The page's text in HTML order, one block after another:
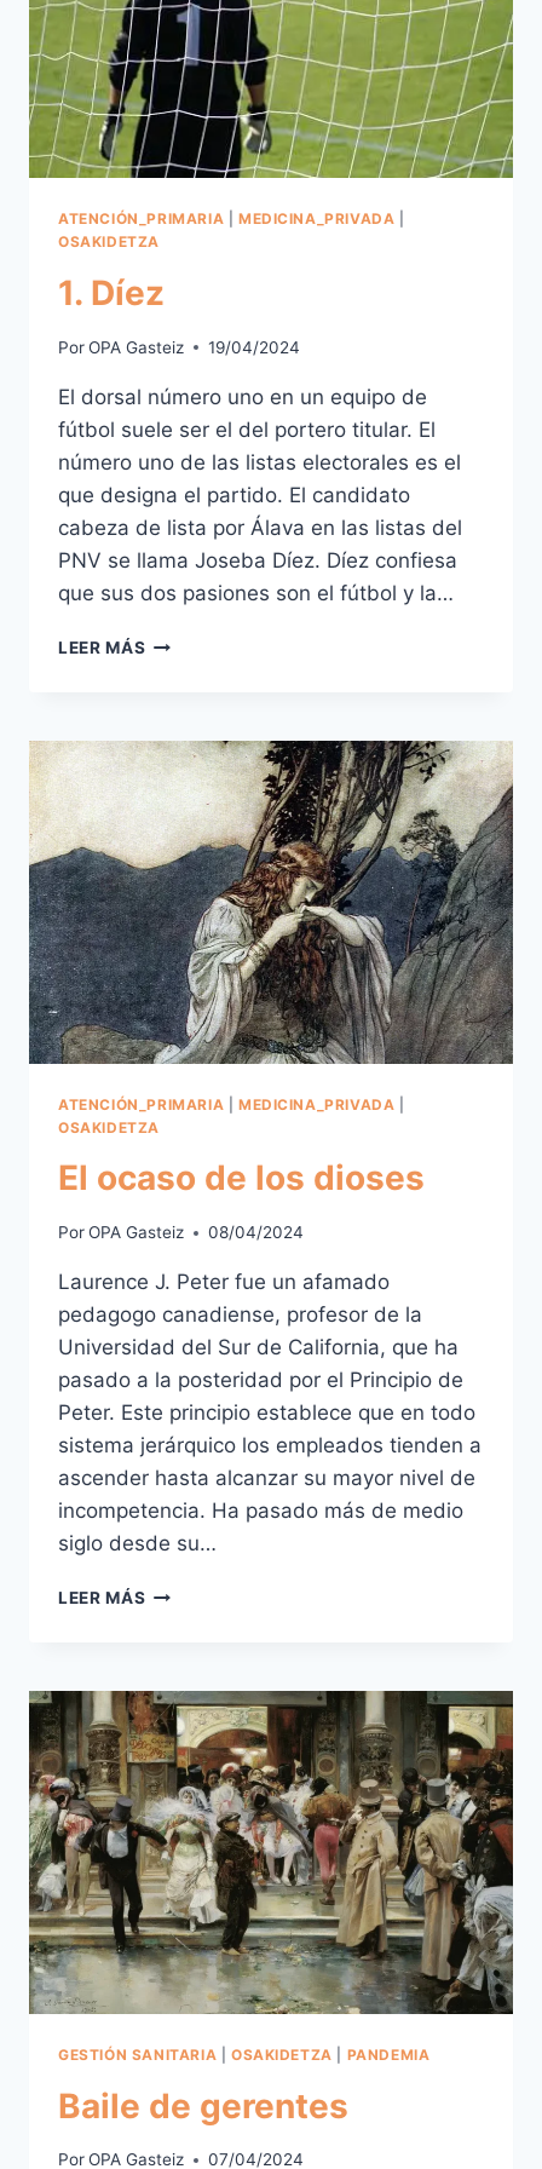
ATENCIÓN_PRIMARIA MEDICINA_PRIVADA
OSAKIDETZA
1. Díez
PorOPA Gasteiz 19/04/2024
El dorsal número uno en un equipo de
fútbol suele ser el del portero titular. El
número uno de las listas electorales es el
que designa el partido. El candidato
cabeza de lista por Álava en las listas del
PNV se llama Joseba Díez. Díez confiesa
que sus dos pasiones son el fútbol y la…
LEER MÁS
ATENCIÓN_PRIMARIA MEDICINA_PRIVADA
OSAKIDETZA
El ocaso de los dioses
PorOPA Gasteiz 08/04/2024
Laurence J. Peter fue un afamado
pedagogo canadiense, profesor de la
Universidad del Sur de California, que ha
pasado a la posteridad por el Principio de
Peter. Este principio establece que en todo
sistema jerárquico los empleados tienden a
ascender hasta alcanzar su mayor nivel de
incompetencia. Ha pasado más de medio
siglo desde su…
LEER MÁS
DIOSES
GESTIÓN SANITARIA OSAKIDETZA PANDEMIA
Baile de gerentes
PorOPA Gasteiz 07/04/2024